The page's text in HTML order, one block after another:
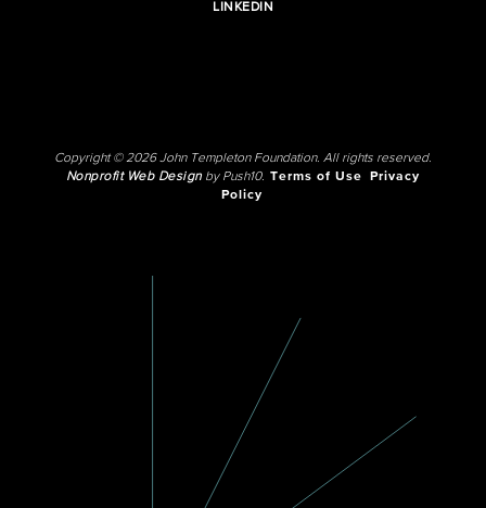
LINKEDIN
Copyright © 2026 John Templeton Foundation. All rights reserved.
Nonprofit Web Designby Push10. Terms of Use
Privacy
Policy